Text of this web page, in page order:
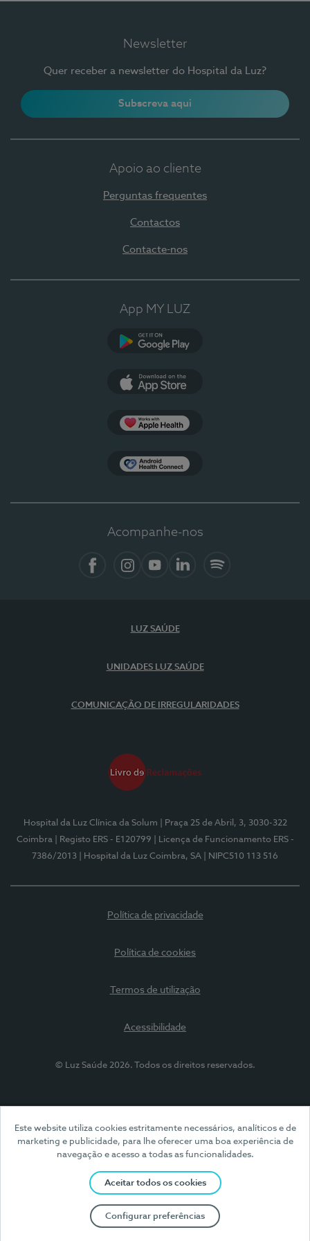
Este website utiliza cookies estritamente necessários, analíticos e de
marketing e publicidade, para lhe oferecer uma boa experiência de
navegação e acesso a todas as funcionalidades.
Aceitar todos os cookies
Configurar preferências
Newsletter
Quer receber a newsletter do Hospital da Luz?
Subscreva aqui
Apoio ao cliente
Perguntas frequentes
Contactos
Contacte-nos
App MY LUZ
Acompanhe-nos
LUZ SAÚDE
UNIDADES LUZ SAÚDE
COMUNICAÇÃO DE IRREGULARIDADES
Hospital da Luz Clínica da Solum
| Praça 25 de Abril, 3, 3030-322
Coimbra
| Registo ERS - E120799
| Licença de Funcionamento ERS -
7386/2013
| Hospital da Luz Coimbra, SA | NIPC510 113 516
Política de privacidade
Política de cookies
Termos de utilização
Acessibilidade
© Luz Saúde 2026. Todos os direitos reservados.